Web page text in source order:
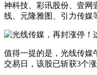
神科技、彩讯股份、壹网
线、元隆雅图、引力传媒
值得一提的是，光线传媒
交易日，该股已斩获3个